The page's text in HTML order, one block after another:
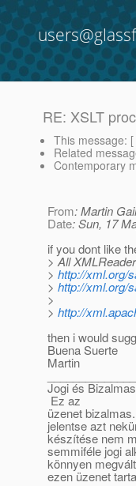
RE: XSLT
This message: [
Related
Contemporary
From: Martin
Date: Sun, 17
if you dont like
> All
> http://xml.org/
> http://xml.org/
>
> http://
then i would
Buena Suerte
Martin
Jogi és
Ez az
üzenet
jelentse azt
készítése nem
semmiféle jogi
könnyen
ezen üzenet